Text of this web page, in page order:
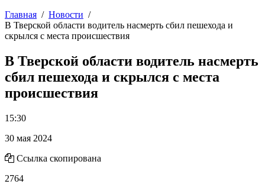
Главная
Новости
В Тверской области водитель насмерть сбил пешехода и
скрылся с места происшествия
В Тверской области водитель насмерть
сбил пешехода и скрылся с места
происшествия
15:30
30 мая 2024
Ссылка скопирована
2764